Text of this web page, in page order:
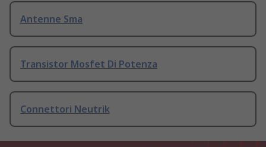
Antenne Sma
Transistor Mosfet Di Potenza
Connettori Neutrik